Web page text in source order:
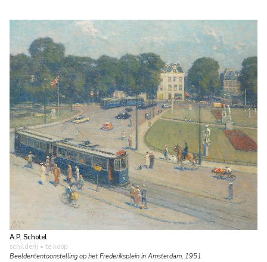
A.P. Schotel
schilderij • te koop
Beeldententoonstelling op het Frederiksplein in Amsterdam, 1951